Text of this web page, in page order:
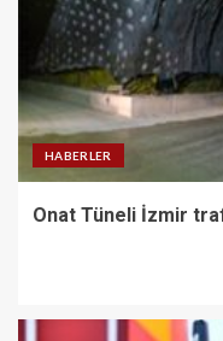
HABERLER
Onat Tüneli İzmir